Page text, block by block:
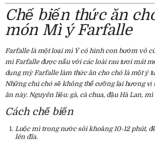
Chế biến thức ăn
món Mì ý Farfalle
Farfalle là một loại mì Ý có hình con bướm vô
mì Farfalle được nấu với các loài rau tươi mát
dụng mỳ Farfalle làm thức ăn cho chó là một ý
Những chú chó sẽ không thể cưỡng lại hương
ăn này. Nguyên liệu: gà, cà chua, đậu Hà Lan,
Cách chế biến
Luộc mì trong nước sôi khoảng 10-12 phút,
lên đĩa.